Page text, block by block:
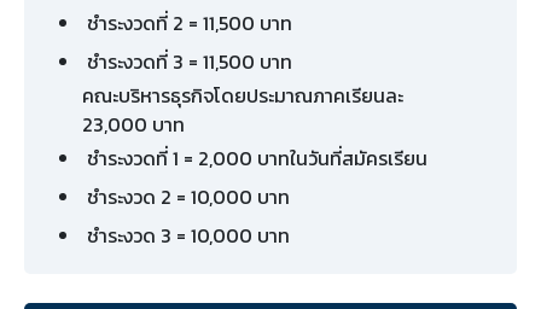
ชำระงวดที่ 2 = 11,500 บาท
ชำระงวดที่ 3 = 11,500 บาท
คณะบริหารธุรกิจโดยประมาณภาคเรียนละ
23,000 บาท
ชำระงวดที่ 1 = 2,000 บาทในวันที่สมัครเรียน
ชำระงวด 2 = 10,000 บาท
ชำระงวด 3 = 10,000 บาท